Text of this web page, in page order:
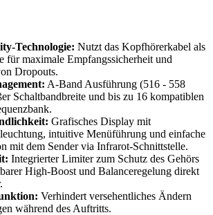
Technologie: Nutzt das Kopfhörerkabel als
für maximale Empfangssicherheit und
Dropouts.
A-Band Ausführung (516 - 558
Schaltbandbreite und bis zu 16 kompatiblen
Grafisches Display mit
intuitive Menüführung und einfache
mit dem Sender via Infrarot-Schnittstelle.
Integrierter Limiter zum Schutz des Gehörs
High-Boost und Balanceregelung direkt
Verhindert versehentliches Ändern
während des Auftritts.